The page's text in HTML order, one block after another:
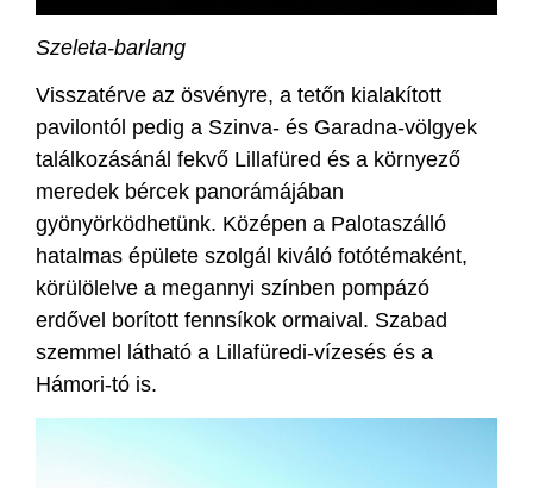
Szeleta-barlang
Visszatérve az ösvényre, a tetőn kialakított
pavilontól pedig a Szinva- és Garadna-völgyek
találkozásánál fekvő Lillafüred és a környező
meredek bércek panorámájában
gyönyörködhetünk. Középen a Palotaszálló
hatalmas épülete szolgál kiváló fotótémaként,
körülölelve a megannyi színben pompázó
erdővel borított fennsíkok ormaival. Szabad
szemmel látható a Lillafüredi-vízesés és a
Hámori-tó is.